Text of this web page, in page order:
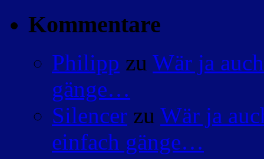
Kommentare
Philipp zu Wär ja
gänge…
Silencer zu Wär ja
einfach gänge…